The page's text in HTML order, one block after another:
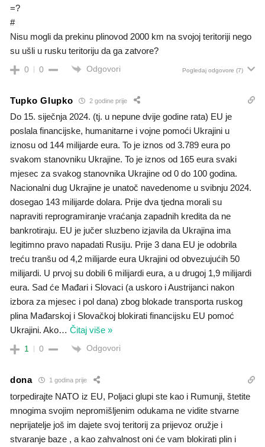
=?
#
Nisu mogli da prekinu plinovod 2000 km na svojoj teritoriji nego
su ušli u rusku teritoriju da ga zatvore?
0 0 Odgovori Pogledaj odgovore (7)
Tupko Glupko 2 godine prije
Do 15. siječnja 2024. (tj. u nepune dvije godine rata) EU je
poslala financijske, humanitarne i vojne pomoći Ukrajini u
iznosu od 144 milijarde eura. To je iznos od 3.789 eura po
svakom stanovniku Ukrajine. To je iznos od 165 eura svaki
mjesec za svakog stanovnika Ukrajine od 0 do 100 godina.
Nacionalni dug Ukrajine je unatoč navedenome u svibnju 2024.
dosegao 143 milijarde dolara. Prije dva tjedna morali su
napraviti reprogramiranje vraćanja zapadnih kredita da ne
bankrotiraju. EU je jučer sluzbeno izjavila da Ukrajina ima
legitimno pravo napadati Rusiju. Prije 3 dana EU je odobrila
treću tranšu od 4,2 milijarde eura Ukrajini od obvezujućih 50
milijardi. U prvoj su dobili 6 milijardi eura, a u drugoj 1,9 milijardi
eura. Sad će Mađari i Slovaci (a uskoro i Austrijanci nakon
izbora za mjesec i pol dana) zbog blokade transporta ruskog
plina Mađarskoj i Slovačkoj blokirati financijsku EU pomoć
Ukrajini. Ako… Čitaj više »
1 0 Odgovori
dona 1 godina prije
torpedirajte NATO iz EU, Poljaci glupi ste kao i Rumunji, štetite
mnogima svojim nepromišljenim odukama ne vidite stvarne
neprijatelje još im dajete svoj teritorij za prijevoz oružje i
stvaranje baze , a kao zahvalnost oni će vam blokirati plin i